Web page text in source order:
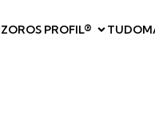
PROFIL®